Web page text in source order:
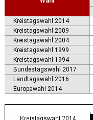
Stadt
Stadt
Stadt
Kreistagswahl 2014
Kreistagswahl 2009
Kreistagswahl 2004
Kreistagswahl 1999
Kreistagswahl 1994
Bundestagswahl 2017
Landtagswahl 2016
Europawahl 2014